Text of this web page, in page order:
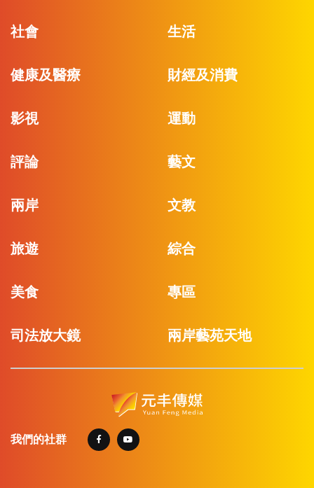
社會 生活
健康及醫療 財經及消費
影視 運動
評論 藝文
兩岸 文教
旅遊 綜合
美食 專區
司法放大鏡 兩岸藝苑天地
我們的社群